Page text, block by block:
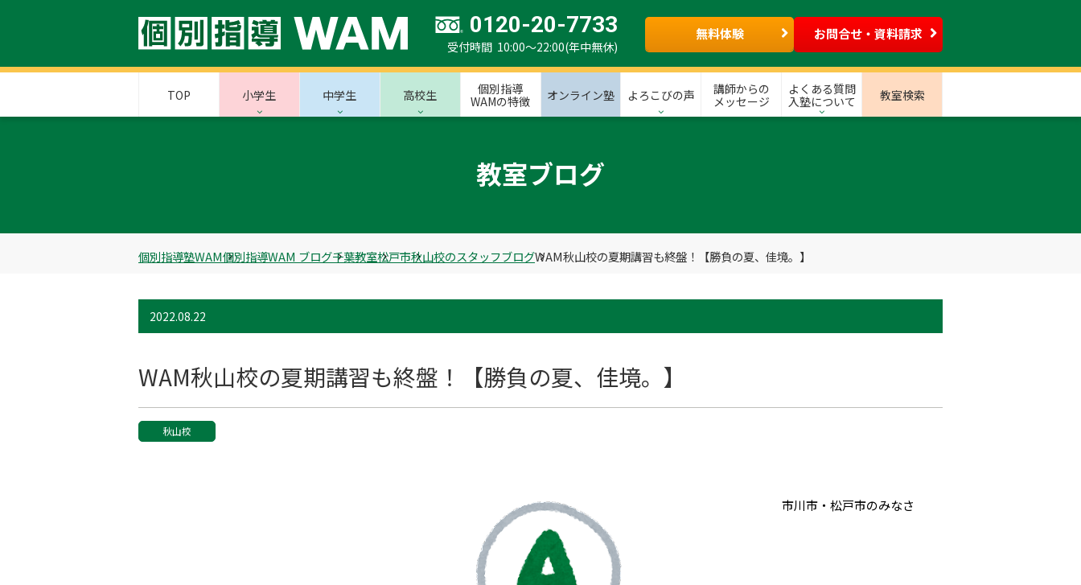
0120-20-7733
受付時間 10:00～22:00(年中無休)
無料体験 お問合せ・資料請求
TOP 小学生 中学生 高校生
個別指導
WAMの特徴
オンライン塾 よろこびの声
講師からの
メッセージ
よくある質問
入塾について
教室検索
教室ブログ
個別指導塾WAM個別指導WAM ブログ千葉教室松戸市秋山校のスタッフブログWAM秋山校の夏期講習も終盤！【勝負の夏、佳境。】
2022.08.22
WAM秋山校の夏期講習も終盤！【勝負の夏、佳境。】
秋山校
市川市・松戸市のみなさ